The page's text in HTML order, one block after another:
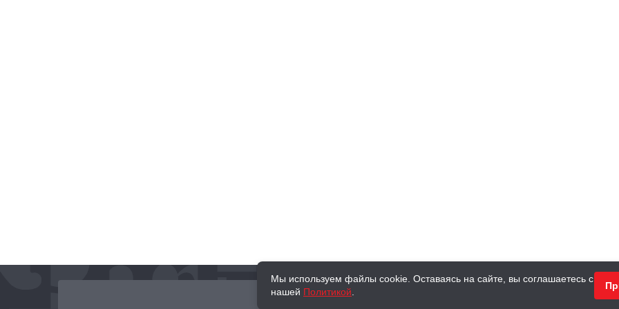
КНИГИ ПОДАРКИ
Мы используем файлы cookie. Оставаясь на сайте, вы соглашаетесь с
нашей Политикой